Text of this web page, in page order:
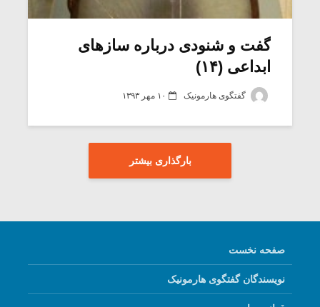
گفت و شنودی درباره سازهای
ابداعی (۱۴)
گفتگوی هارمونیک ۱۰ مهر ۱۳۹۳
بارگذاری بیشتر
صفحه نخست
نویسندگان گفتگوی هارمونیک